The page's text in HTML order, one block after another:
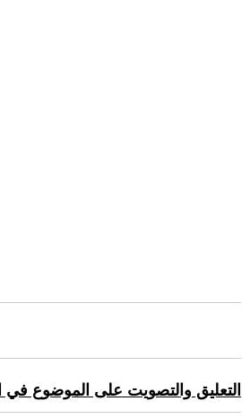
التعليق والتصويت على الموضوع في